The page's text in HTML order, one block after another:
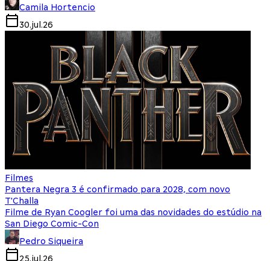
Camila Hortencio
30.jul.26
Filmes
Pantera Negra 3 é confirmado para 2028, com novo
T'Challa
Filme de Ryan Coogler foi uma das novidades do estúdio na
San Diego Comic-Con
Pedro Siqueira
25.jul.26